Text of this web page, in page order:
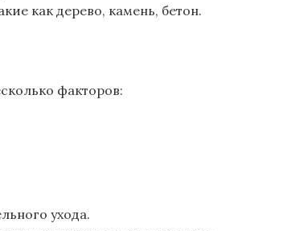
как дерево, камень, бетон.
факторов:
ухода.